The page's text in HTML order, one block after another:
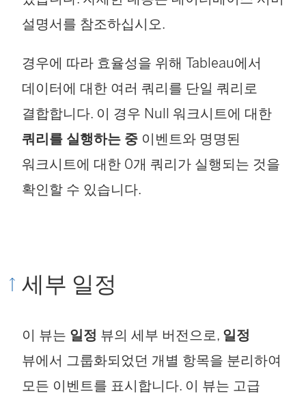
설명서를 참조하십시오.
경우에 따라 효율성을 위해 Tableau에서
데이터에 대한 여러 쿼리를 단일 쿼리로
결합합니다. 이 경우 Null 워크시트에 대한
쿼리를 실행하는 중 이벤트와 명명된
워크시트에 대한 0개 쿼리가 실행되는 것을
확인할 수 있습니다.
세부 일정
이 뷰는 일정 뷰의 세부 버전으로, 일정
뷰에서 그룹화되었던 개별 항목을 분리하여
모든 이벤트를 표시합니다. 이 뷰는 고급